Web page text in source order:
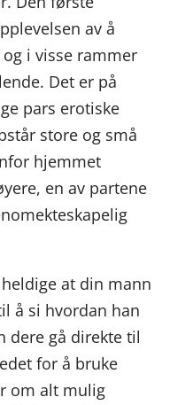
av å
i visse rammer
Det er på
pars erotiske
store og små
hjemmet
en av partene
at din mann
å si hvordan han
dere gå direkte til
for å bruke
om alt mulig